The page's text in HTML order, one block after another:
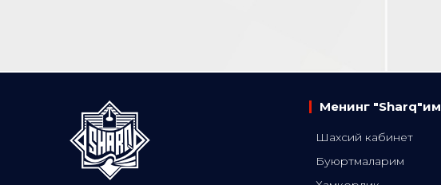
Менинг "Sharq"им
Шахсий кабинет
Буюртмаларим